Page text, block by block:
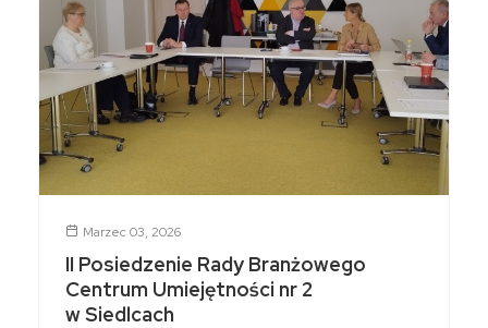
Marzec 03, 2026
II Posiedzenie Rady Branżowego
Centrum Umiejętności nr 2
w Siedlcach